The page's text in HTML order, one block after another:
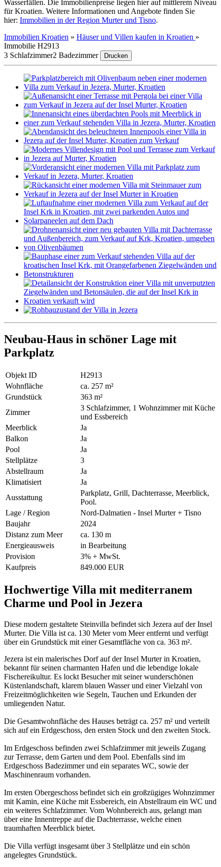
Wasserfällen. Die Immobilienpreise liegen hier auf mittlerem Niveau
für Kroatien. Weitere Informationen und Angebote finden Sie
hier: Immobilien in der Region Murter und Tisno.
Immobilien Kroatien » Häuser und Villen kaufen in Kroatien »
Immobilie H2913
3 Schlafzimmer2 Badezimmer Drucken
Neubau-Haus in schöner Lage mit
Parkplatz
Objekt ID
H2913
Wohnfläche
ca. 257 m²
Grundstück
363 m²
Zimmer
3 Schlafzimmer, 1 Wohnzimmer mit Küche
und Essbereich
Meerblick
Ja
Balkon
Ja
Pool
Ja
Stellplätze
3
Abstellraum
Ja
Klimatisiert
Ja
Ausstattung
Parkplatz, Grill, Dachterrasse, Meerblick,
Pool.
Lage / Region
Nord-Dalmatien - Insel Murter + Tisno
Baujahr
2024
Distanz zum Meer
ca. 130 m
Energieausweis
in Bearbeitung
Provision
3% + MwSt.
Kaufpreis
849.000 EUR
Hochwertige Villa mit mediterranem
Charme und Pool in Jezera
Diese modern gestaltete Steinvilla befindet sich Jezera auf der Insel
Murter. Die Villa ist ca. 130 Meter vom Meer entfernt und verfügt
über ein Grundstück mit einer Gesamtfläche von ca. 363 m².
Jezera ist ein malerisches Dorf auf der Insel Murter in Kroatien,
bekannt für seinen charmanten Hafen und die lebendige lokale
Fischereikultur. Es lockt Besucher mit seiner wunderschönen
Küstenlandschaft, klarem blauen Wasser und einer Vielzahl von
Freizeitmöglichkeiten wie Segeln, Tauchen und Erkunden der
umliegenden Natur.
Die Gesamtwohnfläche des Hauses beträgt ca. 257 m² und verteilt
sich auf ein Erdgeschoss, den ersten Stock und den zweiten Stock.
Im Erdgeschoss befinden zwei Schlafzimmer mit jeweils Zugang
zur Terrasse, dem Garten und dem Pool. Ebenfalls sind im
Erdgeschoss Badezimmer und ein separates WC, sowie der
Maschinenraum vorhanden.
Im ersten Obergeschoss befindet sich ein großzügiges Wohnzimmer
mit Kamin, eine Küche mit Essbereich, ein Abstellraum ein WC und
ein weiteres Schlafzimmer. Vom Wohnbereich aus, gelangt man
über eine Innentreppe auf die Dachterrasse, welche einen
traumhaften Meerblick bietet.
Die Villa verfügt insgesamt über 3 Stellplätze und ein schön
angelegtes Grundstück.